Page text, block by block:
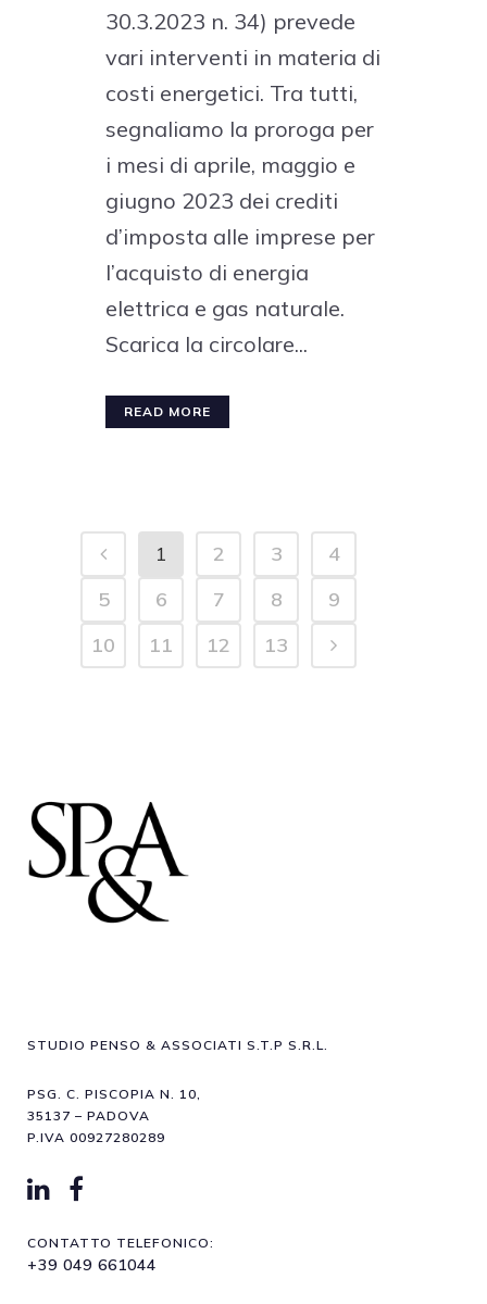
30.3.2023 n. 34) prevede
vari interventi in materia di
costi energetici. Tra tutti,
segnaliamo la proroga per
i mesi di aprile, maggio e
giugno 2023 dei crediti
d’imposta alle imprese per
l’acquisto di energia
elettrica e gas naturale.
Scarica la circolare...
READ MORE
1 2 3
4
5
6 7 8
9
10
11 12 13
STUDIO PENSO & ASSOCIATI S.T.P S.R.L.
PSG. C. PISCOPIA N. 10,
35137 – PADOVA
P.IVA 00927280289
CONTATTO TELEFONICO:
+39 049 661044